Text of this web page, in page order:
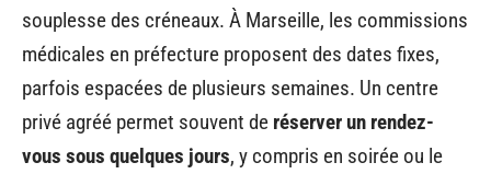
souplesse des créneaux. À Marseille, les commissions
médicales en préfecture proposent des dates fixes,
parfois espacées de plusieurs semaines. Un centre
privé agréé permet souvent de réserver un rendez-
vous sous quelques jours, y compris en soirée ou le